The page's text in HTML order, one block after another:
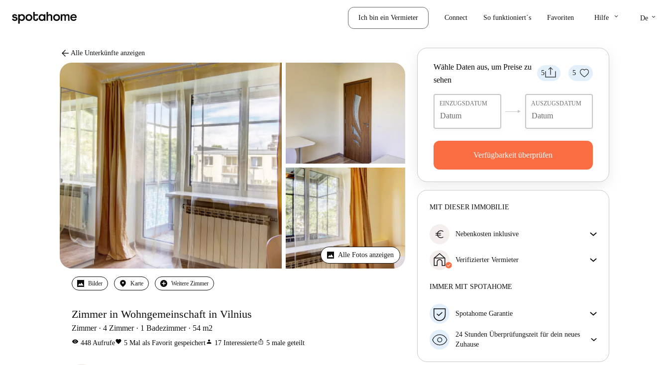
Ich bin ein Vermieter Connect So funktioniert´s Favoriten Hilfe keyboard_arrow_down De keyboard_arrow_down
arrow_back Alle Unterkünfte anzeigen
Alle Fotos anzeigen
Bilder Karte Weitere Zimmer
Zimmer in Wohngemeinschaft in Vilnius
Zimmer 4 Zimmer 1 Badezimmer 54 m2
visibility 448 Aufrufefavorite 5 Mal als Favorit gespeichertperson 17 Interessierteios_share 5 male geteilt
5 5
Wähle Daten aus, um Preise zu
sehen
EINZUGSDATUM AUSZUGSDATUM
Verfügbarkeit überprüfen
MIT DIESER IMMOBILIE
euro Nebenkosten inklusive
– Miete und Betriebskosten in einem für ein
unkompliziertes Mietverhältnis.
Verifizierter Vermieter
Mehr über diesen Vermieter
IMMER MIT SPOTAHOME
Spotahome Garantie
Falls der Vermieter deine Buchung kurzfristig
storniert, werden wir dir entweder A) ein Hotel
finden oder B) den gezahlten Betrag vollständig
24 Stunden Überprüfungszeit für dein neues
Zuhause